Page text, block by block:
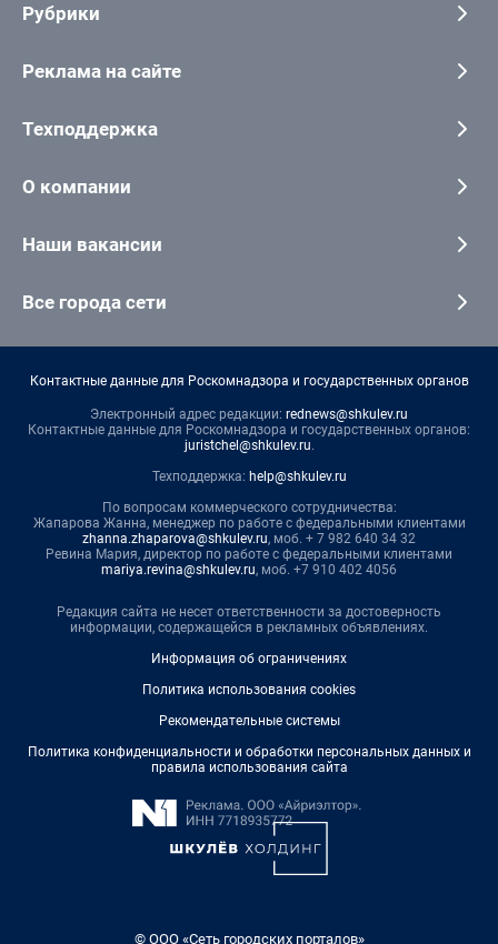
Рубрики
Реклама на сайте
Техподдержка
О компании
Наши вакансии
Все города сети
Контактные данные для Роскомнадзора и государственных органов
Электронный адрес редакции: rednews@shkulev.ru
Контактные данные для Роскомнадзора и государственных органов:
juristchel@shkulev.ru.
Техподдержка: help@shkulev.ru
По вопросам коммерческого сотрудничества:
Жапарова Жанна, менеджер по работе с федеральными клиентами
zhanna.zhaparova@shkulev.ru, моб. + 7 982 640 34 32
Ревина Мария, директор по работе с федеральными клиентами
mariya.revina@shkulev.ru, моб. +7 910 402 4056
Редакция сайта не несет ответственности за достоверность
информации, содержащейся в рекламных объявлениях.
Информация об ограничениях
Политика использования cookies
Рекомендательные системы
Политика конфиденциальности и обработки персональных данных и
правила использования сайта
© ООО «Сеть городских порталов»